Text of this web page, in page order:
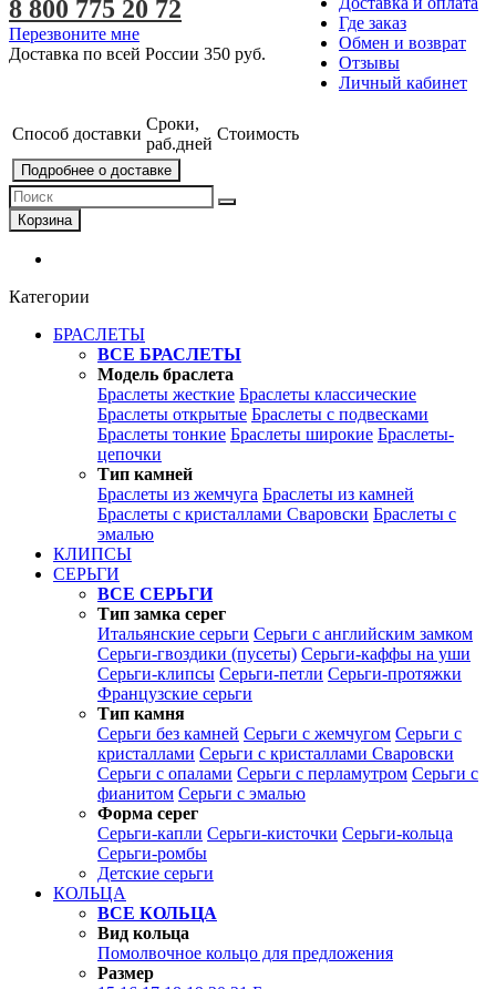
Где заказ
Обмен и возврат
Отзывы
Личный кабинет
8 800 775 20 72
Перезвоните мне
Доставка по всей России 350 руб.
Способ доставки
Сроки,
раб.дней
Стоимость
Подробнее о доставке
Корзина
Категории
БРАСЛЕТЫ
ВСЕ БРАСЛЕТЫ
Модель браслета
Браслеты жесткие Браслеты классические
Браслеты открытые Браслеты с подвесками
Браслеты тонкие Браслеты широкие Браслеты-
цепочки
Тип камней
Браслеты из жемчуга Браслеты из камней
Браслеты с кристаллами Сваровски Браслеты с
эмалью
КЛИПСЫ
СЕРЬГИ
ВСЕ СЕРЬГИ
Тип замка серег
Итальянские серьги Серьги с английским замком
Серьги-гвоздики (пусеты) Серьги-каффы на уши
Серьги-клипсы Серьги-петли Серьги-протяжки
Французские серьги
Тип камня
Серьги без камней Серьги с жемчугом Серьги с
кристаллами Серьги с кристаллами Сваровски
Серьги с опалами Серьги с перламутром Серьги с
фианитом Серьги с эмалью
Форма серег
Серьги-капли Серьги-кисточки Серьги-кольца
Серьги-ромбы
Детские серьги
КОЛЬЦА
ВСЕ КОЛЬЦА
Вид кольца
Помолвочное кольцо для предложения
Размер